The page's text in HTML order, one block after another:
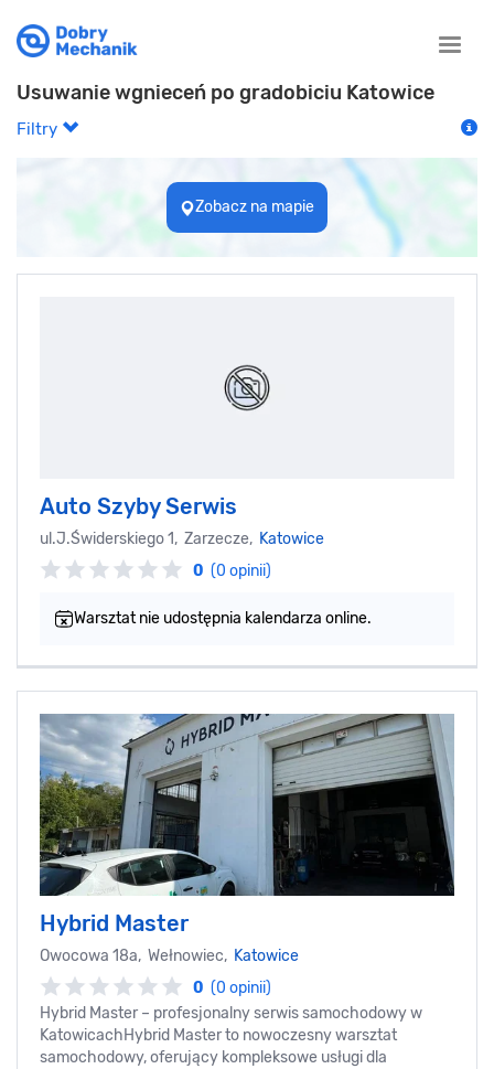
Toggle
Usuwanie wgnieceń po gradobiciu Katowice
Filtry
Zobacz na mapie
Auto Szyby Serwis
ul.J.Świderskiego 1, Zarzecze, Katowice
0 (0 opinii)
Warsztat nie udostępnia kalendarza online.
Hybrid Master
Owocowa 18a, Wełnowiec, Katowice
0 (0 opinii)
Hybrid Master – profesjonalny serwis samochodowy w
KatowicachHybrid Master to nowoczesny warsztat
samochodowy, oferujący kompleksowe usługi dla